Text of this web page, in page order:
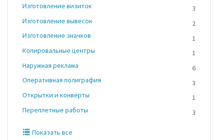
Изготовление визиток
3
Изготовление вывесок
2
Изготовление значков
1
Копировальные центры
1
Наружная реклама
6
Оперативная полиграфия
3
Открытки и конверты
1
Переплетные работы
3
Показать все